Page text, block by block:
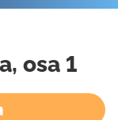
osa 1